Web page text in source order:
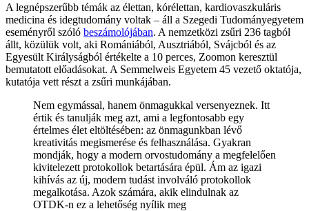
A legnépszerűbb témák az élettan, kórélettan, kardiovaszkuláris
medicina és idegtudomány voltak – áll a Szegedi Tudományegyetem
eseményről szóló beszámolójában. A nemzetközi zsűri 236 tagból
állt, közülük volt, aki Romániából, Ausztriából, Svájcból és az
Egyesült Királyságból értékelte a 10 perces, Zoomon keresztül
bemutatott előadásokat. A Semmelweis Egyetem 45 vezető oktatója,
kutatója vett részt a zsűri munkájában.
Nem egymással, hanem önmagukkal versenyeznek. Itt
értik és tanulják meg azt, ami a legfontosabb egy
értelmes élet eltöltésében: az önmagunkban lévő
kreativitás megismerése és felhasználása. Gyakran
mondják, hogy a modern orvostudomány a megfelelően
kivitelezett protokollok betartására épül. Ám az igazi
kihívás az új, modern tudást involváló protokollok
megalkotása. Azok számára, akik elindulnak az
OTDK-n ez a lehetőség nyílik meg